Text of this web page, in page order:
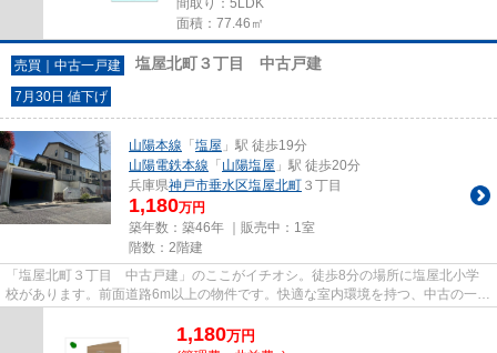
間取り：5LDK
面積：77.46㎡
売買｜中古一戸建 塩屋北町３丁目 中古戸建
7月30日 値下げ
山陽本線 「 塩屋 」駅 徒歩19分
山陽電鉄本線 「 山陽塩屋 」駅 徒歩20分
兵庫県神戸市垂水区塩屋北町 ３丁目
1,180万円
築年数：築46年 ｜販売中： 1室
階数：2階建
「塩屋北町３丁目 中古戸建」のここがイチオシ。徒歩8分の場所に塩屋北小学
校があります。前面道路6m以上の物件です。快適な室内環境を持つ、中古の一戸
1,180万円